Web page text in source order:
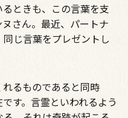
ときも、この言葉を支
さん。最近、パートナ
じ言葉をプレゼントし
れるものであると同時
す。言霊といわれるよう